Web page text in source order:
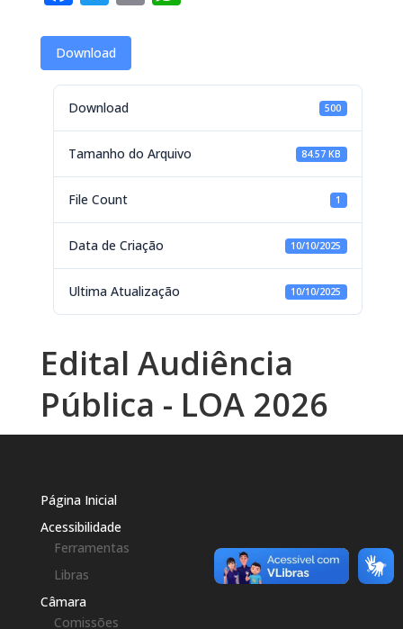
Download
Download 500
Tamanho do Arquivo 84.57 KB
File Count 1
Data de Criação 10/10/2025
Ultima Atualização 10/10/2025
Edital Audiência
Pública - LOA 2026
Página Inicial
Acessibilidade
Ferramentas
Libras
Câmara
Comissões